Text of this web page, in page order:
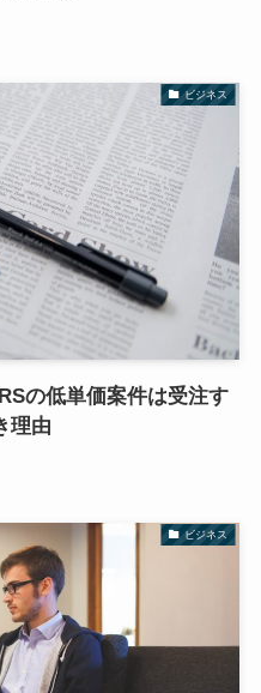
ビジネス
の低単価案件は受注す
理由
ビジネス